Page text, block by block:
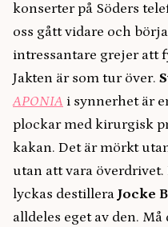
konserter på Söders
oss gått vidare och
intressantare grejer att
Jakten är som tur över.
APONIA i synnerhet är
plockar med kirurgisk
kakan. Det är mörkt
utan att vara
lyckas destillera Jocke
alldeles eget av den.